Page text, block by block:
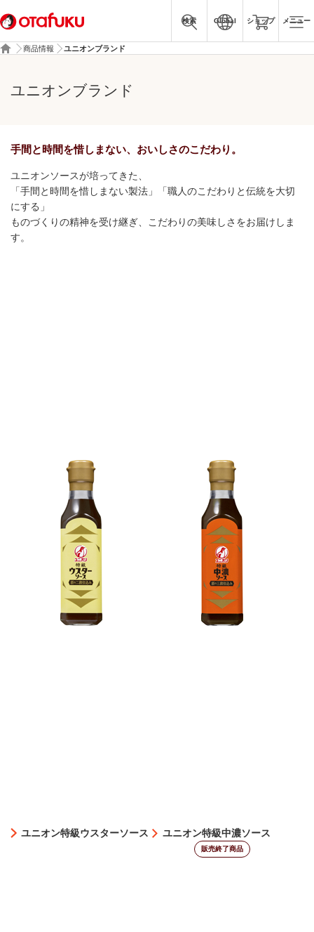
検索 Global ショップ メニュー
商品情報 ユニオンブランド
ユニオンブランド
手間と時間を惜しまない、おいしさのこだわり。
ユニオンソースが培ってきた、
「手間と時間を惜しまない製法」「職人のこだわりと伝統を大切
にする」
ものづくりの精神を受け継ぎ、こだわりの美味しさをお届けしま
す。
ユニオン特級ウスターソース ユニオン特級中濃ソース
販売終了商品